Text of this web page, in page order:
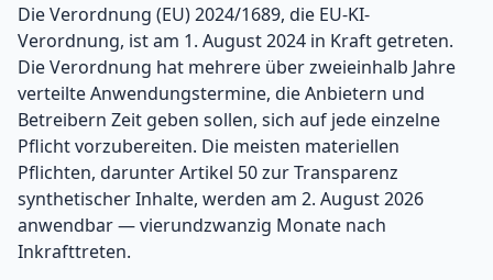
Die Verordnung (EU) 2024/1689, die EU-KI-
Verordnung, ist am 1. August 2024 in Kraft getreten.
Die Verordnung hat mehrere über zweieinhalb Jahre
verteilte Anwendungstermine, die Anbietern und
Betreibern Zeit geben sollen, sich auf jede einzelne
Pflicht vorzubereiten. Die meisten materiellen
Pflichten, darunter Artikel 50 zur Transparenz
synthetischer Inhalte, werden am 2. August 2026
anwendbar — vierundzwanzig Monate nach
Inkrafttreten.